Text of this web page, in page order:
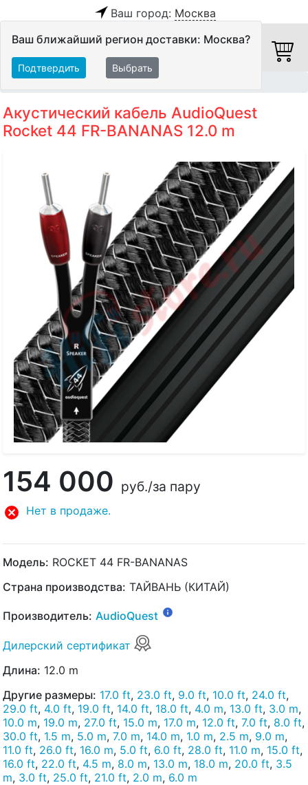
Ваш город: Москва
Ваш ближайший регион доставки: Москва?
Подтвердить Выбрать
Акустический кабель AudioQuest
Rocket 44 FR-BANANAS 12.0 m
154 000 руб./за пару
Нет в продаже.
Модель: ROCKET 44 FR-BANANAS
Страна производства: ТАЙВАНЬ (КИТАЙ)
Производитель: AudioQuest
Дилерский сертификат
Длина: 12.0 m
Другие размеры: 17.0 ft, 23.0 ft, 9.0 ft, 10.0 ft, 24.0 ft,
29.0 ft, 4.0 ft, 19.0 ft, 14.0 ft, 18.0 ft, 4.0 m, 13.0 ft, 3.0 m,
10.0 m, 19.0 m, 27.0 ft, 15.0 m, 17.0 m, 12.0 ft, 7.0 ft, 8.0 ft,
30.0 ft, 1.5 m, 5.0 m, 7.0 m, 14.0 m, 1.0 m, 2.5 m, 9.0 m,
11.0 ft, 26.0 ft, 16.0 m, 5.0 ft, 6.0 ft, 28.0 ft, 11.0 m, 15.0 ft,
16.0 ft, 22.0 ft, 4.5 m, 8.0 m, 13.0 m, 18.0 m, 20.0 ft, 3.5
m, 3.0 ft, 25.0 ft, 21.0 ft, 2.0 m, 6.0 m